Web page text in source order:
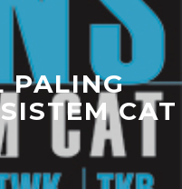
PALING
CAT